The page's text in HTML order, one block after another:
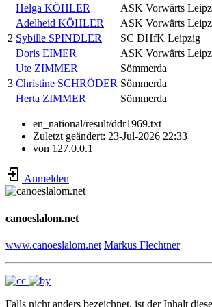
Helga KÖHLER ASK Vorwärts
2
Adelheid KÖHLER
ASK Vorwärts
Sybille SPINDLER
SC DHfK Leipzig
Doris EIMER
ASK Vorwärts
3
Ute ZIMMER
Sömmerda
Christine SCHRÖDER Sömmerda
Herta ZIMMER
Sömmerda
en_national/result/ddr1969.txt
Zuletzt geändert: 23-Jul-2026 22:33
von 127.0.0.1
Anmelden
canoeslalom.net
www.canoeslalom.net Markus Flechtner
Falls nicht anders bezeichnet, ist der Inhalt